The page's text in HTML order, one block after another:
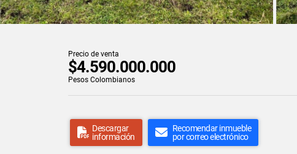
Precio de venta
$4.590.000.000
Pesos Colombianos
Descargar
información
Recomendar inmueble
por correo electrónico